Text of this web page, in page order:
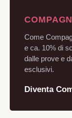
Come
e ca. 10% di
dalle prove e
esclusivi.
Diventa